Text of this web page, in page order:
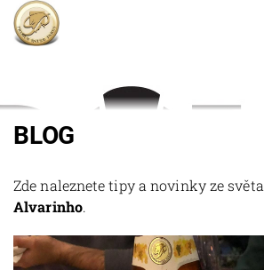
BLOG
Zde naleznete tipy a novinky ze světa
Alvarinho.